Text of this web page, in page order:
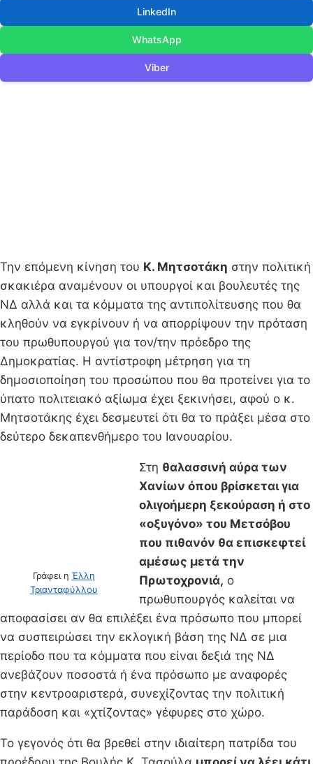
LinkedIn
WhatsApp
Viber
Την επόμενη κίνηση του Κ. Μητσοτάκη στην πολιτική
σκακιέρα αναμένουν οι υπουργοί και βουλευτές της
ΝΔ αλλά και τα κόμματα της αντιπολίτευσης που θα
κληθούν να εγκρίνουν ή να απορρίψουν την πρόταση
του πρωθυπουργού για τον/την πρόεδρο της
Δημοκρατίας. Η αντίστροφη μέτρηση για τη
δημοσιοποίηση του προσώπου που θα προτείνει για το
ύπατο πολιτειακό αξίωμα έχει ξεκινήσει, αφού ο κ.
Μητσοτάκης έχει δεσμευτεί ότι θα το πράξει μέσα στο
δεύτερο δεκαπενθήμερο του Ιανουαρίου.
Γράφει η Έλλη
Τριανταφύλλου
Στη θαλασσινή αύρα των
Χανίων όπου βρίσκεται για
ολιγοήμερη ξεκούραση ή στο
«οξυγόνο» του Μετσόβου
που πιθανόν θα επισκεφτεί
αμέσως μετά την
Πρωτοχρονιά, ο
πρωθυπουργός καλείται να
αποφασίσει αν θα επιλέξει ένα πρόσωπο που μπορεί
να συσπειρώσει την εκλογική βάση της ΝΔ σε μια
περίοδο που τα κόμματα που είναι δεξιά της ΝΔ
ανεβάζουν ποσοστά ή ένα πρόσωπο με αναφορές
στην κεντροαριστερά, συνεχίζοντας την πολιτική
παράδοση και «χτίζοντας» γέφυρες στο χώρο.
Το γεγονός ότι θα βρεθεί στην ιδιαίτερη πατρίδα του